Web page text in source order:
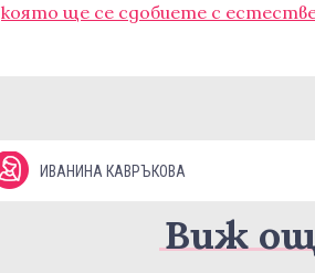
която ще се сдобиете с
ИВАНИНА КАВРЪКОВА
Виж